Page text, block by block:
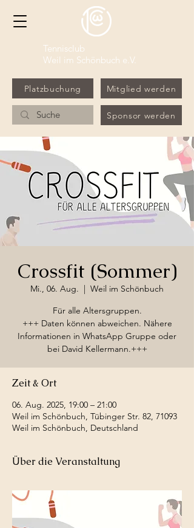
Tennisclub
Weil im Schönbuch e.V.
Platzbuchung Mitglied werden
Sponsor werden
Crossfit (Sommer)
Mi., 06. Aug.
  |
Weil im Schönbuch
Für alle Altersgruppen.
+++ Daten können abweichen. Nähere
Informationen in WhatsApp Gruppe oder
bei David Kellermann.+++
Zeit & Ort
06. Aug. 2025, 19:00 – 21:00
Weil im Schönbuch, Tübinger Str. 82, 71093
Weil im Schönbuch, Deutschland
Über die Veranstaltung